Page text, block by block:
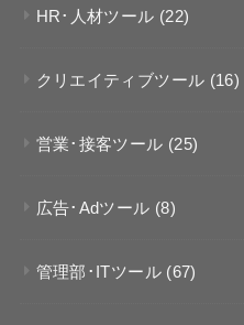
HR･人材ツール (22)
クリエイティブツール (16)
営業･接客ツール (25)
広告･Adツール (8)
管理部･ITツール (67)